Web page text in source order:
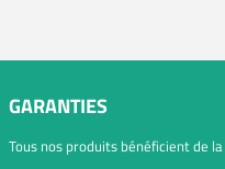
GARANTIES
Tous nos produits bénéficient de